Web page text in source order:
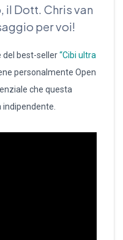
il Dott. Chris van
per voi!
del best-seller“Cibi ultra
personalmente Open
che questa